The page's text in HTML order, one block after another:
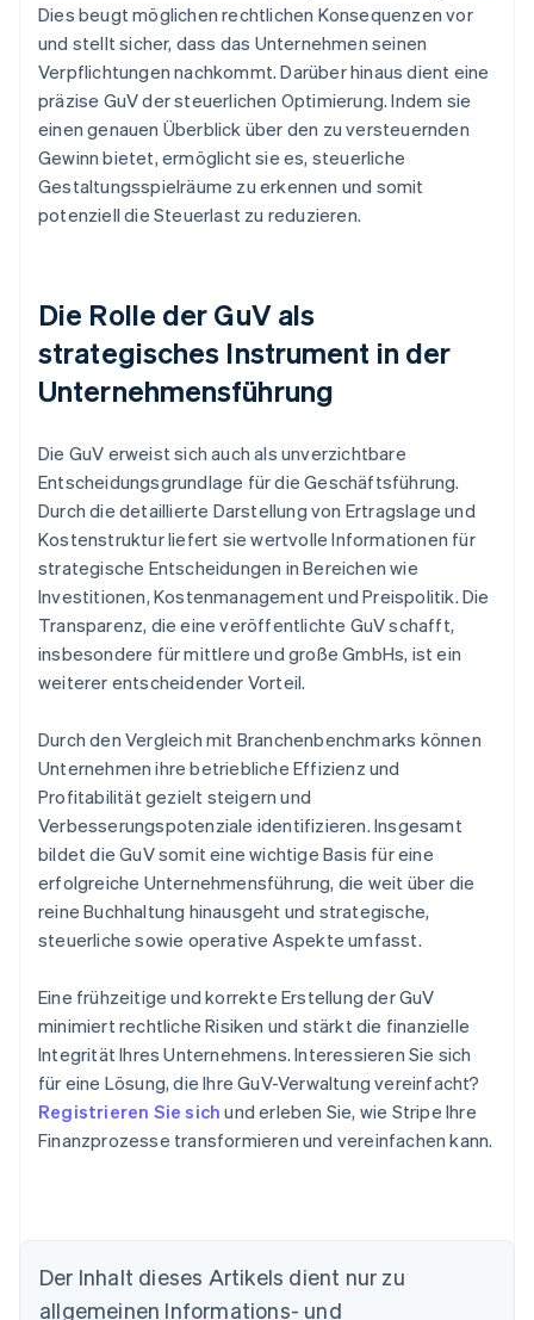
Dies beugt möglichen rechtlichen Konsequenzen vor
und stellt sicher, dass das Unternehmen seinen
Verpflichtungen nachkommt. Darüber hinaus dient eine
präzise GuV der steuerlichen Optimierung. Indem sie
einen genauen Überblick über den zu versteuernden
Gewinn bietet, ermöglicht sie es, steuerliche
Gestaltungsspielräume zu erkennen und somit
potenziell die Steuerlast zu reduzieren.
Die Rolle der GuV als
strategisches Instrument in der
Unternehmensführung
Die GuV erweist sich auch als unverzichtbare
Entscheidungsgrundlage für die Geschäftsführung.
Durch die detaillierte Darstellung von Ertragslage und
Kostenstruktur liefert sie wertvolle Informationen für
strategische Entscheidungen in Bereichen wie
Investitionen, Kostenmanagement und Preispolitik. Die
Transparenz, die eine veröffentlichte GuV schafft,
insbesondere für mittlere und große GmbHs, ist ein
weiterer entscheidender Vorteil.
Durch den Vergleich mit Branchenbenchmarks können
Unternehmen ihre betriebliche Effizienz und
Profitabilität gezielt steigern und
Verbesserungspotenziale identifizieren. Insgesamt
bildet die GuV somit eine wichtige Basis für eine
erfolgreiche Unternehmensführung, die weit über die
reine Buchhaltung hinausgeht und strategische,
steuerliche sowie operative Aspekte umfasst.
Eine frühzeitige und korrekte Erstellung der GuV
minimiert rechtliche Risiken und stärkt die finanzielle
Integrität Ihres Unternehmens. Interessieren Sie sich
für eine Lösung, die Ihre GuV-Verwaltung vereinfacht?
Registrieren Sie sich und erleben Sie, wie Stripe Ihre
Finanzprozesse transformieren und vereinfachen kann.
Der Inhalt dieses Artikels dient nur zu
allgemeinen Informations- und